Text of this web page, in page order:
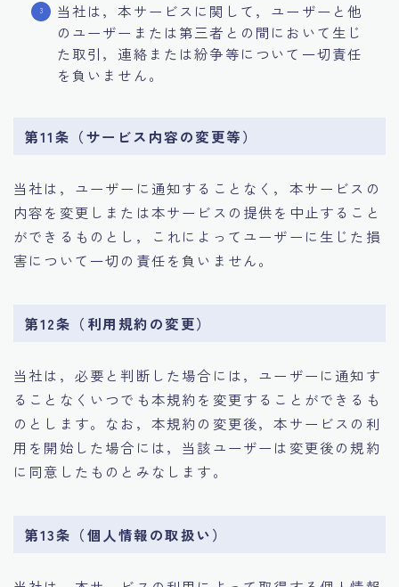
当社は，本サービスに関して，ユーザーと他
のユーザーまたは第三者との間において生じ
た取引，連絡または紛争等について一切責任
を負いません。
第11条（サービス内容の変更等）
当社は，ユーザーに通知することなく，本サービスの
内容を変更しまたは本サービスの提供を中止すること
ができるものとし，これによってユーザーに生じた損
害について一切の責任を負いません。
第12条（利用規約の変更）
当社は，必要と判断した場合には，ユーザーに通知す
ることなくいつでも本規約を変更することができるも
のとします。なお，本規約の変更後，本サービスの利
用を開始した場合には，当該ユーザーは変更後の規約
に同意したものとみなします。
第13条（個人情報の取扱い）